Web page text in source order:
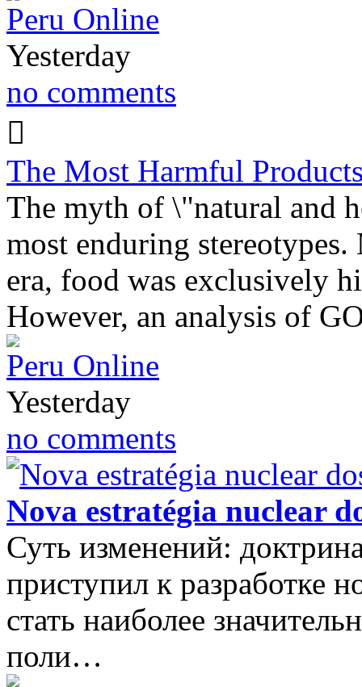
Peru Online
Yesterday
no comments
The Most Harmful
The myth of \"natural and
most enduring
era, food was exclusively
However, an analysis of
Peru Online
Yesterday
no comments
Nova estratégia nuclear
Суть изменений:
приступил к разработке
стать наиболее
поли…